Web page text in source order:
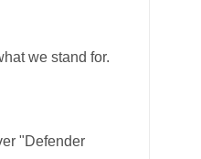
we stand for.
"Defender